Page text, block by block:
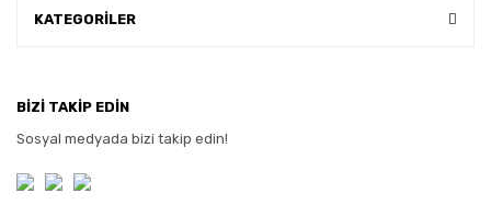
KATEGORİLER
BİZİ TAKİP EDİN
Sosyal medyada bizi takip edin!